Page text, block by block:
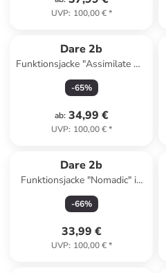
UVP: 100,00 €*
Dare 2b
Funktionsjacke "Assimilate VI"
in Schwarz
-65%
ab: 34,99 €
UVP: 100,00 €*
Dare 2b
Funktionsjacke "Nomadic" in
Creme
-66%
33,99 €
UVP: 100,00 €*